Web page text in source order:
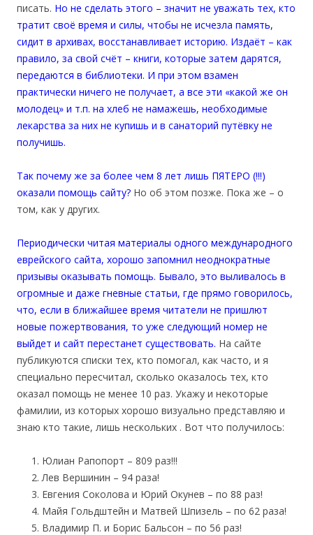
писать. Но не сделать этого – значит не уважать тех, кто
тратит своё время и силы, чтобы не исчезла память,
сидит в архивах, восстанавливает историю. Издаёт – как
правило, за свой счёт – книги, которые затем дарятся,
передаются в библиотеки. И при этом взамен
практически ничего не получает, а все эти «какой же он
молодец» и т.п. на хлеб не намажешь, необходимые
лекарства за них не купишь и в санаторий путёвку не
получишь.
Так почему же за более чем 8 лет лишь ПЯТЕРО (!!!)
оказали помощь сайту? Но об этом позже. Пока же – о
том, как у других.
Периодически читая материалы одного международного
еврейского сайта, хорошо запомнил неоднократные
призывы оказывать помощь. Бывало, это выливалось в
огромные и даже гневные статьи, где прямо говорилось,
что, если в ближайшее время читатели не пришлют
новые пожертвования, то уже следующий номер не
выйдет и сайт перестанет существовать. На сайте
публикуются списки тех, кто помогал, как часто, и я
специально пересчитал, сколько оказалось тех, кто
оказал помощь не менее 10 раз. Укажу и некоторые
фамилии, из которых хорошо визуально представляю и
знаю кто такие, лишь нескольких . Вот что получилось:
Юлиан Рапопорт – 809 раз!!!
Лев Вершинин – 94 раза!
Евгения Соколова и Юрий Окунев – по 88 раз!
Майя Гольдштейн и Матвей Шпизель – по 62 раза!
Владимир П. и Борис Бальсон – по 56 раз!